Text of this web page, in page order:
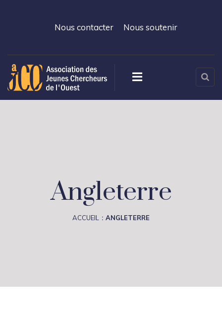
Nous contacter Nous soutenir
Angleterre
ACCUEIL ANGLETERRE